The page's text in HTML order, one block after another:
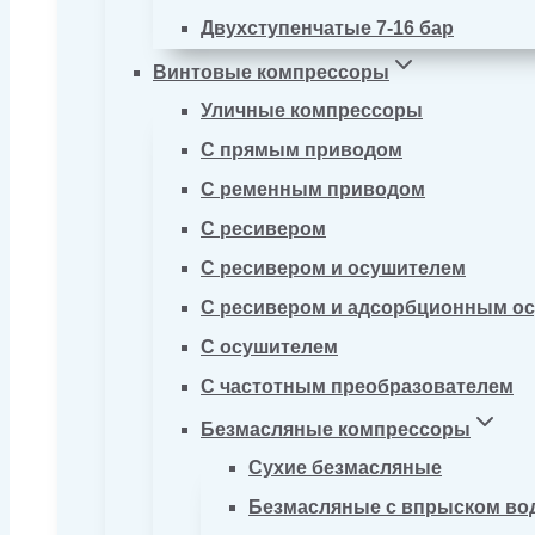
Двухступенчатые 7-16 бар
Винтовые компрессоры
Уличные компрессоры
С прямым приводом
С ременным приводом
С ресивером
С ресивером и осушителем
С ресивером и адсорбционным
С осушителем
С частотным преобразователем
Безмасляные компрессоры
Сухие безмасляные
Безмасляные с впрыском